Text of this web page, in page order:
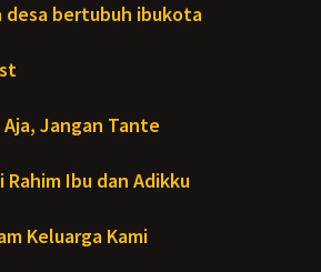
desa bertubuh ibukota
Jangan Tante
Rahim Ibu dan Adikku
Keluarga Kami